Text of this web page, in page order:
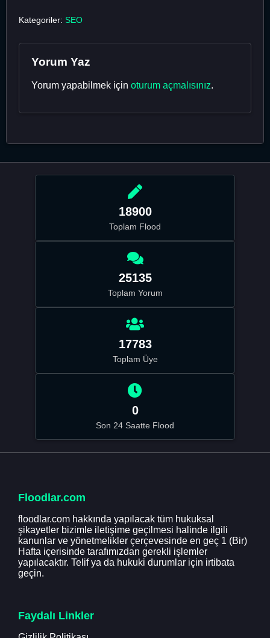
Kategoriler: SEO
Yorum Yaz
Yorum yapabilmek için oturum açmalısınız.
18900
Toplam Flood
25135
Toplam Yorum
17783
Toplam Üye
0
Son 24 Saatte Flood
Floodlar.com
floodlar.com hakkında yapılacak tüm hukuksal
şikayetler bizimle iletişime geçilmesi halinde ilgili
kanunlar ve yönetmelikler çerçevesinde en geç 1 (Bir)
Hafta içerisinde tarafımızdan gerekli işlemler
yapılacaktır. Telif ya da hukuki durumlar için irtibata
geçin.
Faydalı Linkler